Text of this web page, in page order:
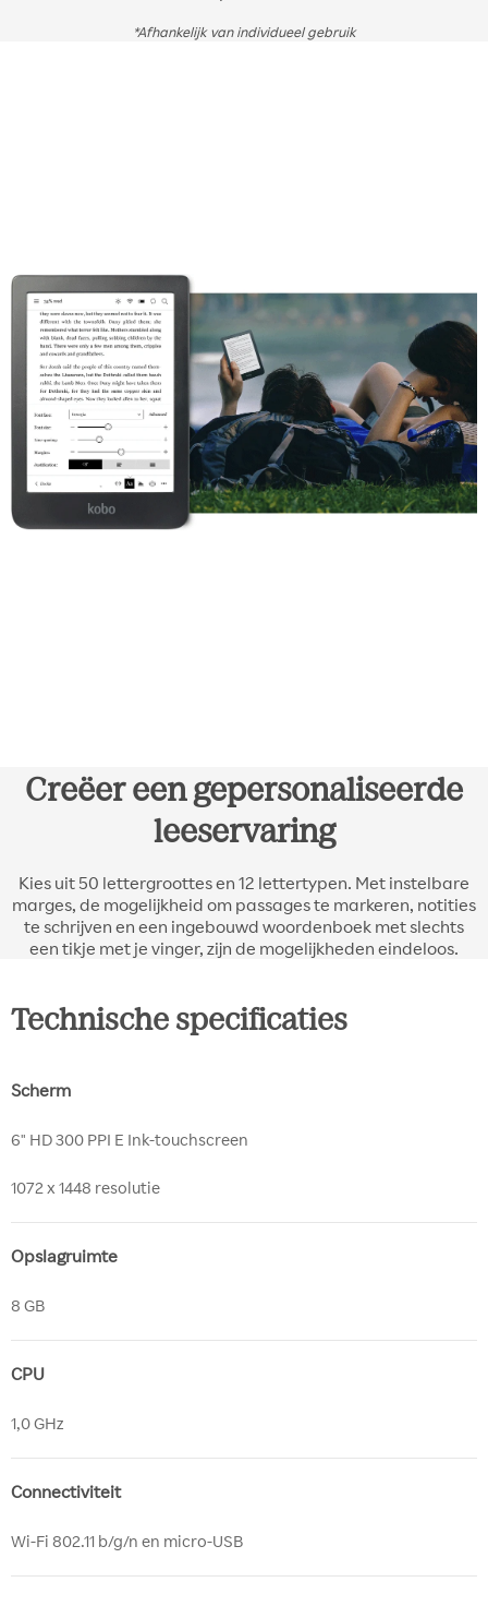
*Afhankelijk van individueel gebruik
Creëer een gepersonaliseerde
leeservaring
Kies uit 50 lettergroottes en 12 lettertypen. Met instelbare
marges, de mogelijkheid om passages te markeren, notities
te schrijven en een ingebouwd woordenboek met slechts
een tikje met je vinger, zijn de mogelijkheden eindeloos.
Technische specificaties
Scherm
6" HD 300 PPI E Ink-touchscreen
1072 x 1448 resolutie
Opslagruimte
8 GB
CPU
1,0 GHz
Connectiviteit
Wi-Fi 802.11 b/g/n en micro-USB